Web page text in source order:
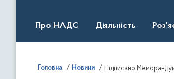
Про НАДС Діяльність
Головна Новини Підписано